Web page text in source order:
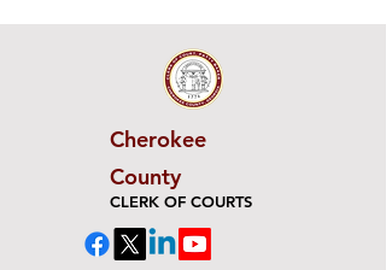
Cherokee
County
CLERK OF COURTS